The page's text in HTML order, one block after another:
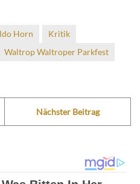
Horn
Kritik
Waltrop Waltroper Parkfest
Nächster Beitrag